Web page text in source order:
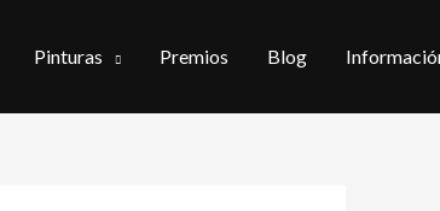
Pinturas Premios Blog